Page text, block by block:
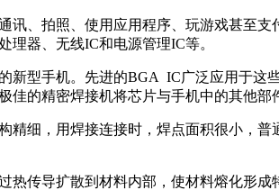
、拍照、使用应用程序、玩游戏甚至
器、无线IC和电源管理IC等。
型手机。先进的BGA IC广泛应用于这
的精密焊接机将芯片与手机中的其他部
细，用焊接连接时，焊点面积很小，
传导扩散到材料内部，使材料熔化形